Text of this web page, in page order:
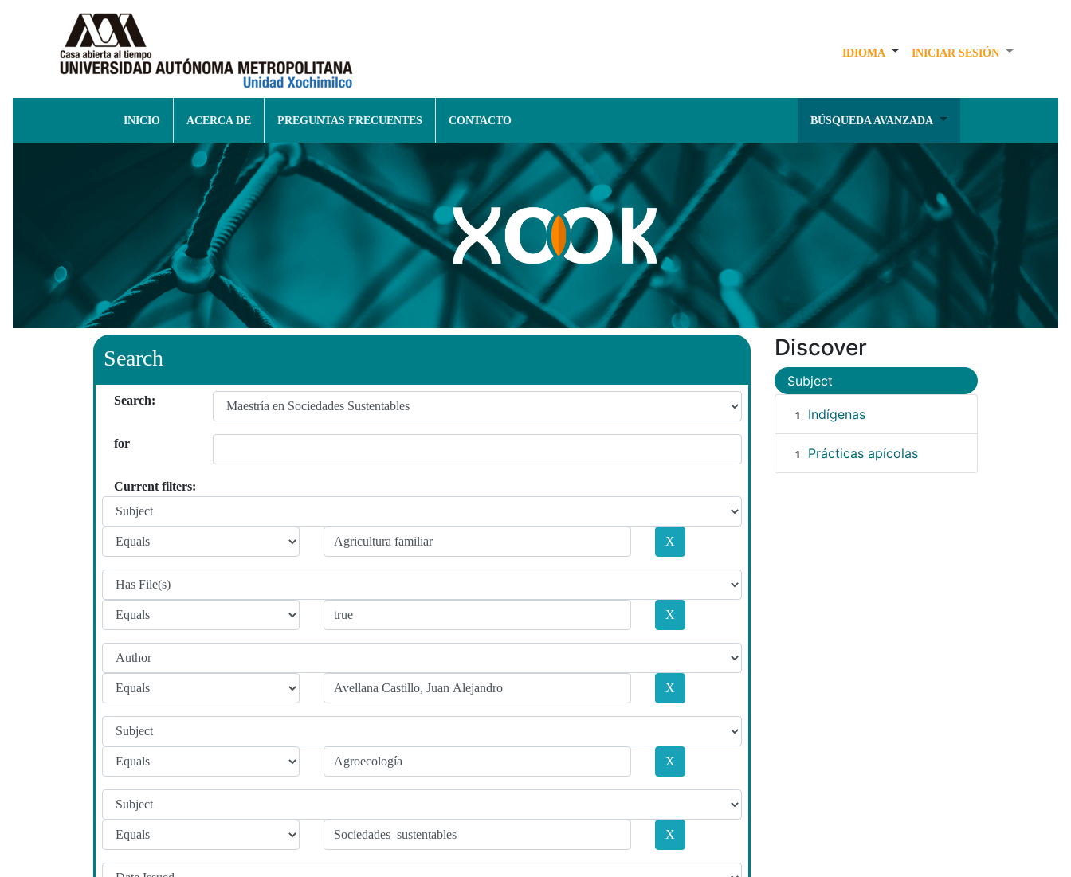
IDIOMA INICIAR SESIÓN
INICIO ACERCA DE PREGUNTAS FRECUENTES CONTACTO BÚSQUEDA AVANZADA
Search
Search:
for
Current filters:
Discover
Subject
1 Indígenas
1 Prácticas apícolas